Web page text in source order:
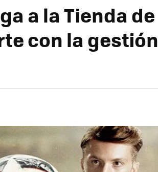
a la Tienda de
con la gestión